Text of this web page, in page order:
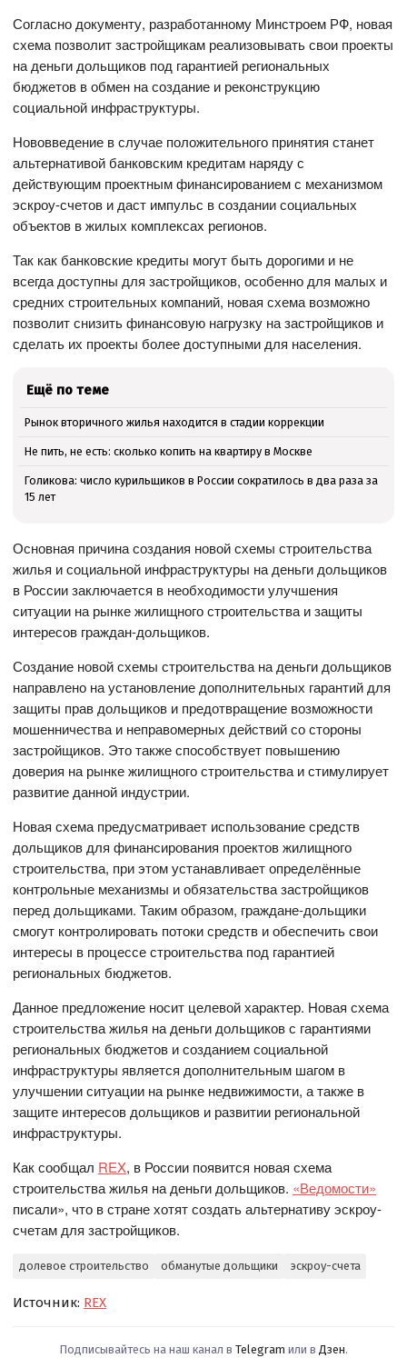
Согласно документу, разработанному Минстроем РФ, новая
схема позволит застройщикам реализовывать свои проекты
на деньги дольщиков под гарантией региональных
бюджетов в обмен на создание и реконструкцию
социальной инфраструктуры.
Нововведение в случае положительного принятия станет
альтернативой банковским кредитам наряду с
действующим проектным финансированием с механизмом
эскроу-счетов и даст импульс в создании социальных
объектов в жилых комплексах регионов.
Так как банковские кредиты могут быть дорогими и не
всегда доступны для застройщиков, особенно для малых и
средних строительных компаний, новая схема возможно
позволит снизить финансовую нагрузку на застройщиков и
сделать их проекты более доступными для населения.
Ещё по теме
Рынок вторичного жилья находится в стадии коррекции
Не пить, не есть: сколько копить на квартиру в Москве
Голикова: число курильщиков в России сократилось в два раза за
15 лет
Основная причина создания новой схемы строительства
жилья и социальной инфраструктуры на деньги дольщиков
в России заключается в необходимости улучшения
ситуации на рынке жилищного строительства и защиты
интересов граждан-дольщиков.
Создание новой схемы строительства на деньги дольщиков
направлено на установление дополнительных гарантий для
защиты прав дольщиков и предотвращение возможности
мошенничества и неправомерных действий со стороны
застройщиков. Это также способствует повышению
доверия на рынке жилищного строительства и стимулирует
развитие данной индустрии.
Новая схема предусматривает использование средств
дольщиков для финансирования проектов жилищного
строительства, при этом устанавливает определённые
контрольные механизмы и обязательства застройщиков
перед дольщиками. Таким образом, граждане-дольщики
смогут контролировать потоки средств и обеспечить свои
интересы в процессе строительства под гарантией
региональных бюджетов.
Данное предложение носит целевой характер. Новая схема
строительства жилья на деньги дольщиков с гарантиями
региональных бюджетов и созданием социальной
инфраструктуры является дополнительным шагом в
улучшении ситуации на рынке недвижимости, а также в
защите интересов дольщиков и развитии региональной
инфраструктуры.
Как сообщал REX, в России появится новая схема
строительства жилья на деньги дольщиков. «Ведомости»
писали», что в стране хотят создать альтернативу эскроу-
счетам для застройщиков.
долевое строительство обманутые дольщики эскроу-счета
Источник: REX
Подписывайтесь на наш канал в Telegram или в Дзен.